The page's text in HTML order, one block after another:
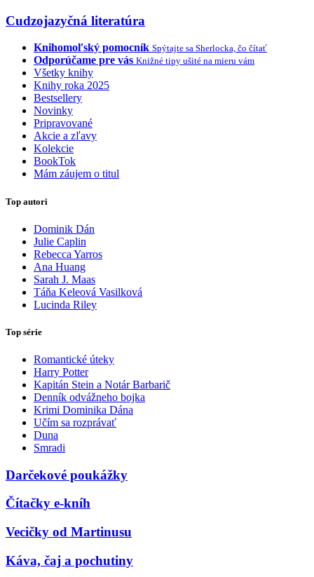
Cudzojazyčná literatúra
Knihomoľský pomocník Spýtajte sa Sherlocka, čo čítať
Odporúčame pre vás Knižné tipy ušité na mieru vám
Všetky knihy
Knihy roka 2025
Bestsellery
Novinky
Pripravované
Akcie a zľavy
Kolekcie
BookTok
Mám záujem o titul
Top autori
Dominik Dán
Julie Caplin
Rebecca Yarros
Ana Huang
Sarah J. Maas
Táňa Keleová Vasilková
Lucinda Riley
Top série
Romantické úteky
Harry Potter
Kapitán Stein a Notár Barbarič
Denník odvážneho bojka
Krimi Dominika Dána
Učím sa rozprávať
Duna
Smradi
Darčekové poukážky
Čítačky e-kníh
Vecičky od Martinusu
Káva, čaj a pochutiny